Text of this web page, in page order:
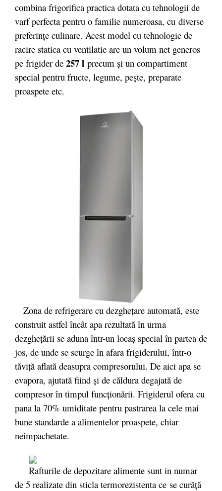
combina frigorifica practica dotata cu tehnologii de
varf perfecta pentru o familie numeroasa, cu diverse
preferințe culinare. Acest model cu tehnologie de
racire statica cu ventilatie are un volum net generos
pe frigider de 257 l precum și un compartiment
special pentru fructe, legume, pește, preparate
proaspete etc.
Zona de refrigerare cu dezgheţare automată, este
construit astfel încât apa rezultată în urma
dezgheţării se aduna într-un locaş special în partea de
jos, de unde se scurge în afara frigiderului, într-o
tăviţă aflată deasupra compresorului. De aici apa se
evapora, ajutată fiind şi de căldura degajată de
compresor în timpul funcţionării. Frigiderul ofera cu
pana la 70% umiditate pentru pastrarea la cele mai
bune standarde a alimentelor proaspete, chiar
neimpachetate.
Rafturile de depozitare alimente sunt in numar
de 5 realizate din sticla termorezistenta ce se curăță